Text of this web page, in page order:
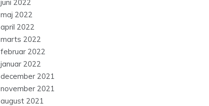
juni 2022
maj 2022
april 2022
marts 2022
februar 2022
januar 2022
december 2021
november 2021
august 2021